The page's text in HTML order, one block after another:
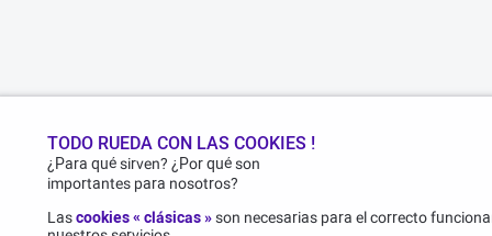
TODO RUEDA CON LAS COOKIES !
¿Para qué sirven? ¿Por qué son
importantes para nosotros?
Lascookies « clásicas »son necesarias para el correcto